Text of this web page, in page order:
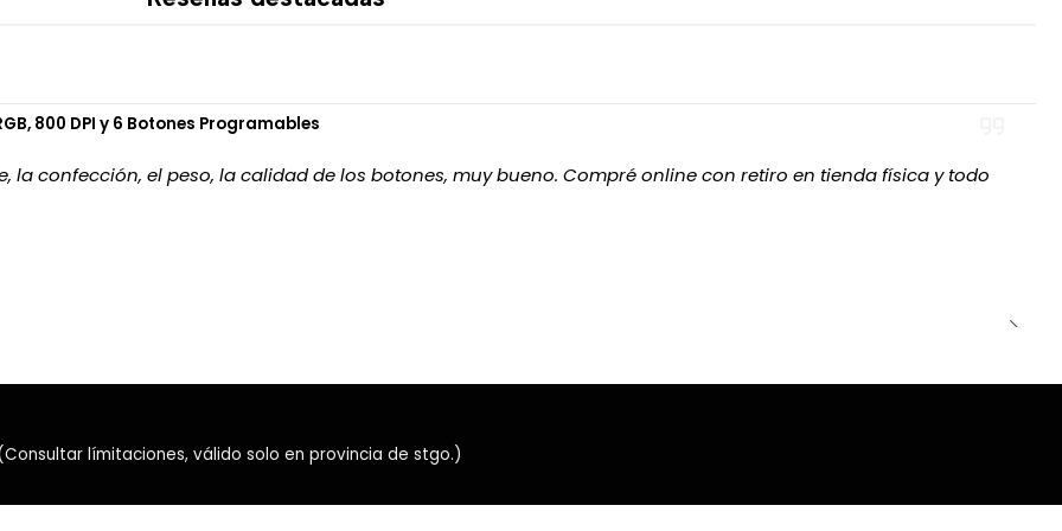
🛋️ Asiento acolchado y espacioso
superficie amplia y confortable.
La silla incorpora una base resistente diseñada para ofrecer estabilidad durante el
Su estructura permite sentarse, reclinarse y cambiar de posición con una sensación
800 DPI y 6 Botones Programables
la confección, el peso, la calidad de los botones, muy bueno. Compré online con retiro en tienda física y todo
límitaciones, válido solo en provincia de stgo.)